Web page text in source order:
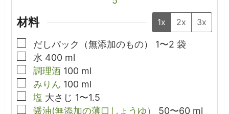
材料 1x 2x 3x
▢
だしパック（無添加のもの） 1〜2 袋
▢
水 400 ml
▢
調理酒 100 ml
▢
みりん 100 ml
▢
塩 大さじ 1〜1.5
▢
醤油(無添加の薄口しょうゆ） 50〜60 ml